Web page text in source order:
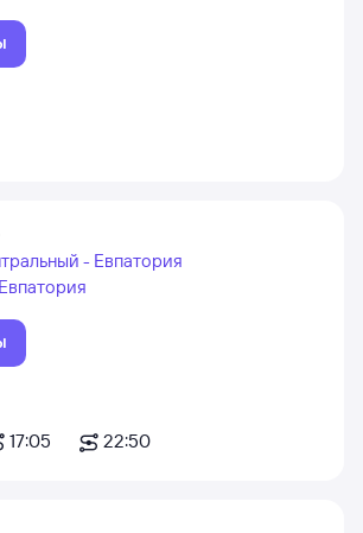
- Евпатория
17:05 22:50